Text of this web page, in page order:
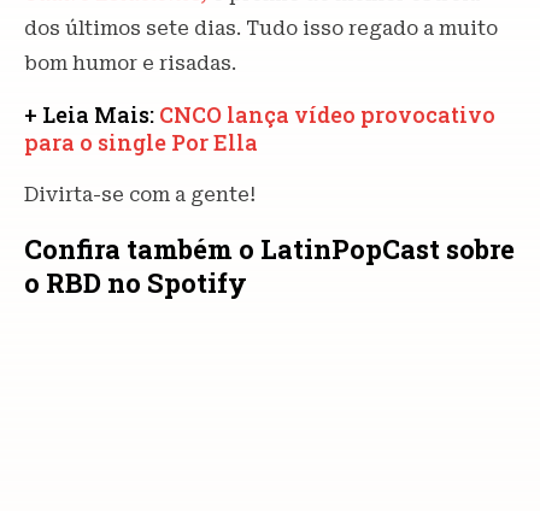
dos últimos sete dias. Tudo isso regado a muito
bom humor e risadas.
+ Leia Mais: CNCO lança vídeo provocativo
para o single Por Ella
Divirta-se com a gente!
Confira também o LatinPopCast sobre
o RBD no Spotify